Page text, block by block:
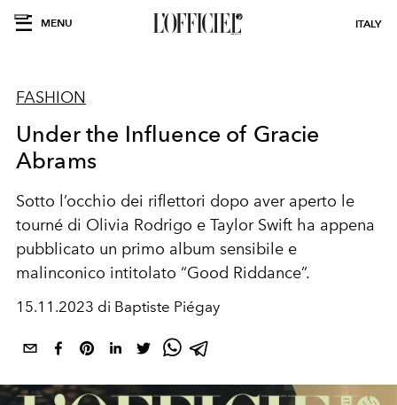
MENU ITALY
FASHION
Under the Influence of Gracie
Abrams
Sotto l’occhio dei riflettori dopo aver aperto le
tourné di Olivia Rodrigo e Taylor Swift ha appena
pubblicato un primo album sensibile e
malinconico intitolato “Good Riddance”.
15.11.2023 di Baptiste Piégay